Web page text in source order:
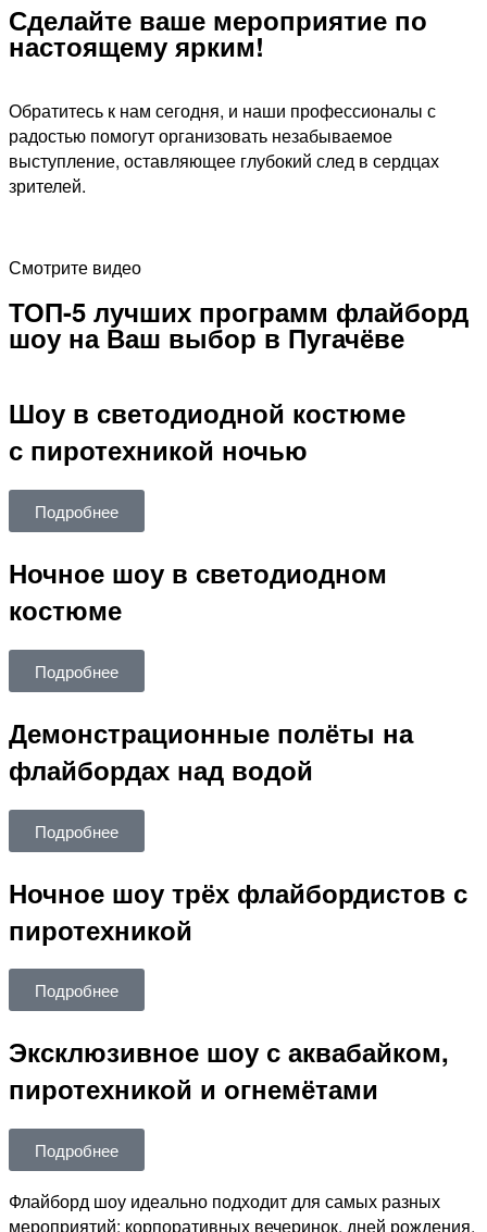
Сделайте ваше мероприятие по
настоящему ярким!​
Обратитесь к нам сегодня, и наши профессионалы с
радостью помогут организовать незабываемое
выступление, оставляющее глубокий след в сердцах
зрителей.
Смотрите видео
ТОП-5 лучших программ флайборд
шоу на Ваш выбор в Пугачёве
Шоу в светодиодной костюме
с пиротехникой ночью
Подробнее
Ночное шоу в светодиодном
костюме
Подробнее
Демонстрационные полёты на
флайбордах над водой
Подробнее
Ночное шоу трёх флайбордистов с
пиротехникой
Подробнее
Эксклюзивное шоу с аквабайком,
пиротехникой и огнемётами
Подробнее
Флайборд шоу идеально подходит для самых разных
мероприятий: корпоративных вечеринок, дней рождения,